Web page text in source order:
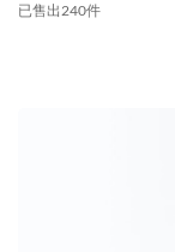
已售出240件